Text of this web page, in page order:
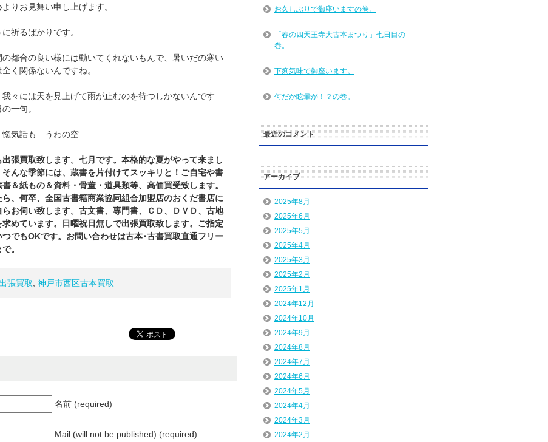
りお見舞い申し上げます。
祈るばかりです。
都合の良い様には動いてくれないもんで、暑いだの寒い
く関係ないんですね。
々には天を見上げて雨が止むのを待つしかないんです
一句。
うわの空
張買取致します。七月です。本格的な夏がやって来まし
んな季節には、蔵書を片付けてスッキリと！ご自宅や書
書＆紙もの＆資料・骨董・道具類等、高価買受致します。
、何卒、全国古書籍商業協同組合加盟店のおくだ書店に
お伺い致します。古文書、専門書、ＣＤ、ＤＶＤ、古地
めています。日曜祝日無しで出張買取致します。ご指定
でもOKです。お問い合わせは古本･古書買取直通フリー
。
張買取, 神戸市西区古本買取
名前 (required)
Mail (will not be published) (required)
お久しぶりで御座いますの巻。
「春の四天王寺大古本まつり」七日目の
巻。
下痢気味で御座います。
何だか眩暈が！？の巻。
最近のコメント
アーカイブ
2025年8月
2025年6月
2025年5月
2025年4月
2025年3月
2025年2月
2025年1月
2024年12月
2024年10月
2024年9月
2024年8月
2024年7月
2024年6月
2024年5月
2024年4月
2024年3月
2024年2月